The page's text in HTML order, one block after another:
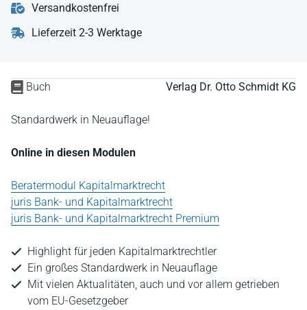
Buch Verlag Dr. Otto Schmidt KG
Standardwerk in Neuauflage!
Online in diesen Modulen
Beratermodul Kapitalmarktrecht
juris Bank- und Kapitalmarktrecht
juris Bank- und Kapitalmarktrecht Premium
Highlight für jeden Kapitalmarktrechtler
Ein großes Standardwerk in Neuauflage
Mit vielen Aktualitäten, auch und vor allem getrieben
vom EU-Gesetzgeber
Versandkostenfrei
Lieferzeit 2-3 Werktage